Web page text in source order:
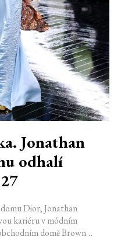
Jonathan
odhalí
Dior, Jonathan
kariéru v módním
domě Brown